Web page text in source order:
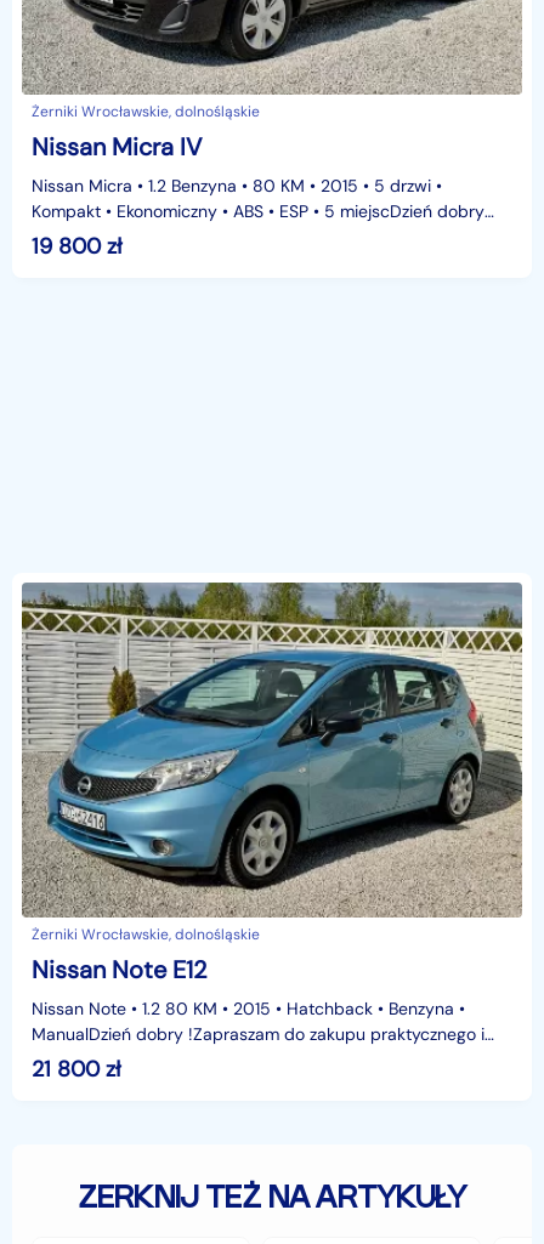
Żerniki Wrocławskie, dolnośląskie
Nissan Micra IV
Nissan Micra • 1.2 Benzyna • 80 KM • 2015 • 5 drzwi •
Kompakt • Ekonomiczny • ABS • ESP • 5 miejscDzień dobry
!Oferuję Nissana Micrę z 2015 roku, wyposażoną w n
19 800zł
Żerniki Wrocławskie, dolnośląskie
Nissan Note E12
Nissan Note • 1.2 80 KM • 2015 • Hatchback • Benzyna •
ManualDzień dobry !Zapraszam do zakupu praktycznego i
oszczędnego Nissana Note z 2015 roku, wyposażonego
21 800zł
ZERKNIJ TEŻ NA ARTYKUŁY